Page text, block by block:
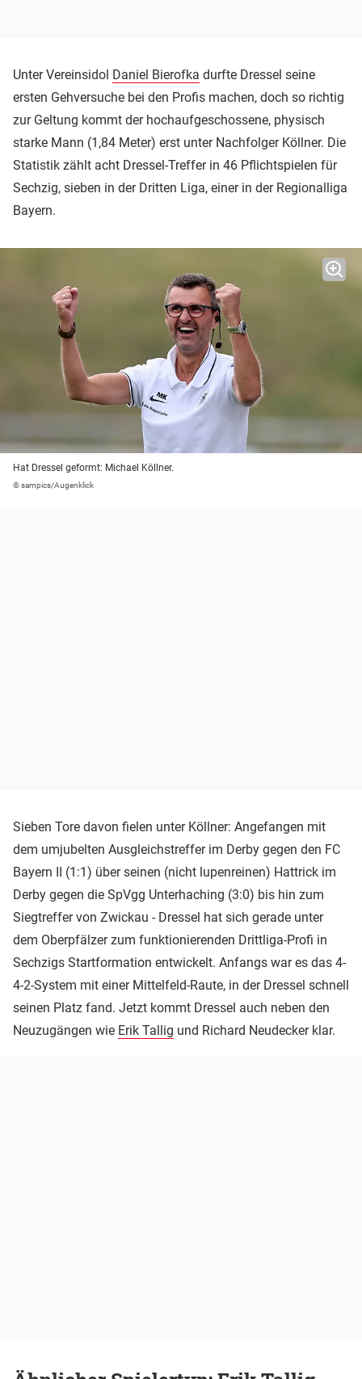
Unter Vereinsidol Daniel Bierofka durfte Dressel seine
ersten Gehversuche bei den Profis machen, doch so richtig
zur Geltung kommt der hochaufgeschossene, physisch
starke Mann (1,84 Meter) erst unter Nachfolger Köllner. Die
Statistik zählt acht Dressel-Treffer in 46 Pflichtspielen für
Sechzig, sieben in der Dritten Liga, einer in der Regionalliga
Bayern.
Hat Dressel geformt: Michael Köllner.
© sampics/Augenklick
Sieben Tore davon fielen unter Köllner: Angefangen mit
dem umjubelten Ausgleichstreffer im Derby gegen den FC
Bayern II (1:1) über seinen (nicht lupenreinen) Hattrick im
Derby gegen die SpVgg Unterhaching (3:0) bis hin zum
Siegtreffer von Zwickau - Dressel hat sich gerade unter
dem Oberpfälzer zum funktionierenden Drittliga-Profi in
Sechzigs Startformation entwickelt. Anfangs war es das 4-
4-2-System mit einer Mittelfeld-Raute, in der Dressel schnell
seinen Platz fand. Jetzt kommt Dressel auch neben den
Neuzugängen wie Erik Tallig und Richard Neudecker klar.